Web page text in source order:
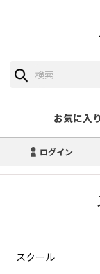
お気に入り
ログイン
スクール
並び順
新着順
価格が高い
優先度順
キーワー